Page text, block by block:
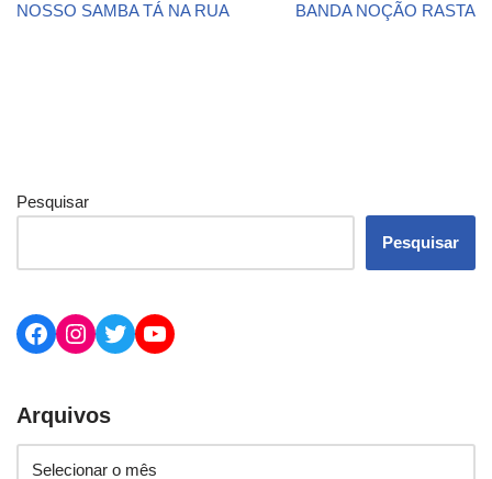
NOSSO SAMBA TÁ NA RUA BANDA NOÇÃO RASTA
Pesquisar
Pesquisar
Arquivos